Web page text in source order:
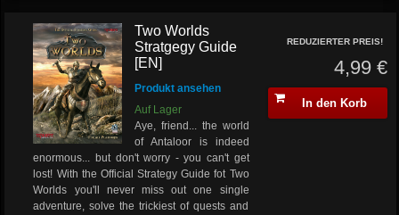
Two Worlds
Stratgegy Guide
[EN]
Produkt ansehen
Auf Lager
Aye, friend... the world
of Antaloor is indeed
enormous... but don't worry - you can't get
lost! With the Official Strategy Guide fot Two
Worlds you'll never miss out one single
adventure, solve the trickiest of quests and
REDUZIERTER PREIS!
4,99 €
In den Korb